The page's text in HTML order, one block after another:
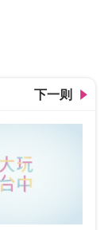
下一则